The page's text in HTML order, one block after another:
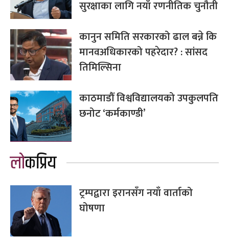
सुरक्षाका लागि नयाँ रणनीतिक चुनौती
कानुन समिति सरकारको ढाल बन्ने कि
मानवअधिकारको पहरेदार? : सांसद
तिमिल्सिना
काठमाडौँ विश्वविद्यालयको उपकुलपति
छनोट ‘कर्मकाण्डी’
लोकप्रिय
ट्रम्पद्वारा इरानसँग नयाँ वार्ताको
घोषणा